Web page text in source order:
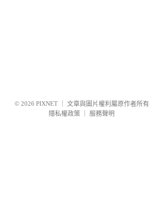
© 2026 PIXNET
文章與圖片權利屬原作者所有
隱私權政策
服務聲明